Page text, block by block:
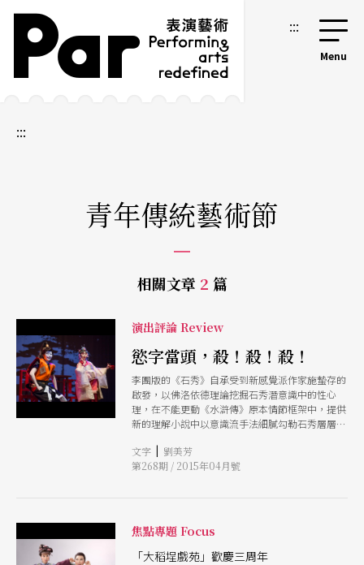
跳到主要內容區塊
網站導覽 :::
:::
青年傳統藝術節
相關文章 2 篇
演出評論 Review
慾字當頭，殺！殺！殺！
李團版的《石秀》自承受到新感覺派作家施蟄存的
啟發，以佛洛依德理論挖掘石秀潛意識中的性心
理，在不能更動《水滸傳》原本情節框架中，提供
新的理解小說中以意識流手法細膩勾勒石秀層層心
舞台場域與演出時間等諸多限制，不得不大力刪汰
細節，轉以極具浮世繪風情的服化裝扮，渲染綺麗
文字 | 劉美芳
第268期 / 2015年04月號
焦點專題 Focus
「大稻埕戲苑」歡慶三周年